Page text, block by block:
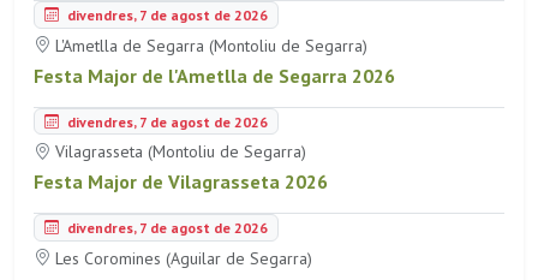
divendres, 7 de agost de 2026
L'Ametlla de Segarra (Montoliu de Segarra)
Festa Major de l'Ametlla de Segarra 2026
divendres, 7 de agost de 2026
Vilagrasseta (Montoliu de Segarra)
Festa Major de Vilagrasseta 2026
divendres, 7 de agost de 2026
Les Coromines (Aguilar de Segarra)